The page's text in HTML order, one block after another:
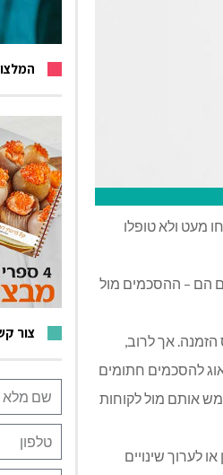
מעט ולא טופלו
הם – ההסכמים מול
אך לרוב,
להסכמים חתומים
אותם מול לקוחות
לערוך שינויים
צור